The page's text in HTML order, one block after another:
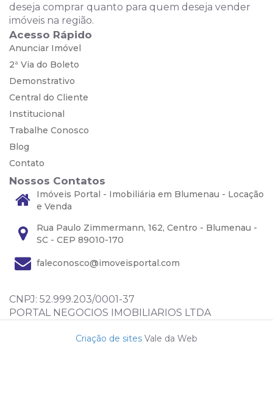
deseja comprar quanto para quem deseja vender
imóveis na região.
Acesso Rápido
Anunciar Imóvel
2ª Via do Boleto
Demonstrativo
Central do Cliente
Institucional
Trabalhe Conosco
Blog
Contato
Nossos Contatos
Imóveis Portal - Imobiliária em Blumenau - Locação
e Venda
Rua Paulo Zimmermann, 162, Centro - Blumenau -
SC - CEP 89010-170
faleconosco@imoveisportal.com
CNPJ: 52.999.203/0001-37
PORTAL NEGOCIOS IMOBILIARIOS LTDA
Criação de sites Vale da Web